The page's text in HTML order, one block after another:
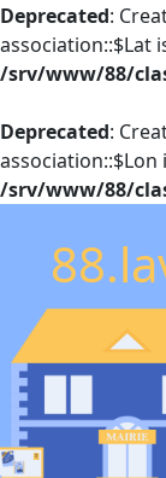
Deprecated:
association::$Lat
/srv/www/88/
Deprecated:
association::$Lon
/srv/www/88/